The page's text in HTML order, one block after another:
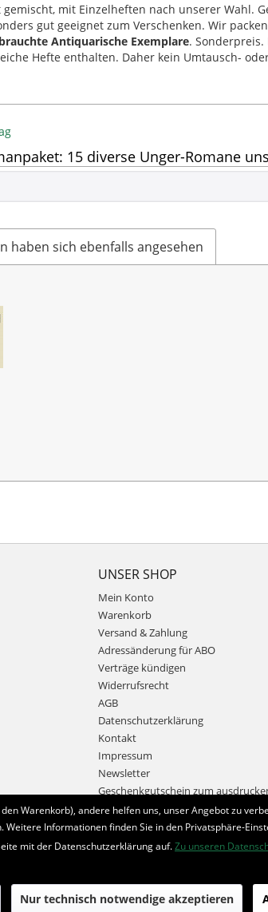
gemischt, mit Einzelheften nach unserer
gut geeignet zum Verschenken. Wir
Antiquarische Exemplare. Sonderpreis.
Hefte enthalten. Daher kein Umtausch-
15 diverse Unger-Romane
haben sich ebenfalls angesehen
UNSER SHOP
Mein Konto
Warenkorb
Versand & Zahlung
Adressänderung für ABO
Verträge kündigen
Widerrufsrecht
AGB
Datenschutzerklärung
Kontakt
Impressum
Newsletter
Geschenkgutschein zum
Bestellung widerrufen
Warenkorb), andere helfen uns, unser Angebot zu
Informationen finden Sie in den Privatsphäre-
mit der Datenschutzerklärung auf.Zu unseren
Nur technisch notwendige akzeptieren